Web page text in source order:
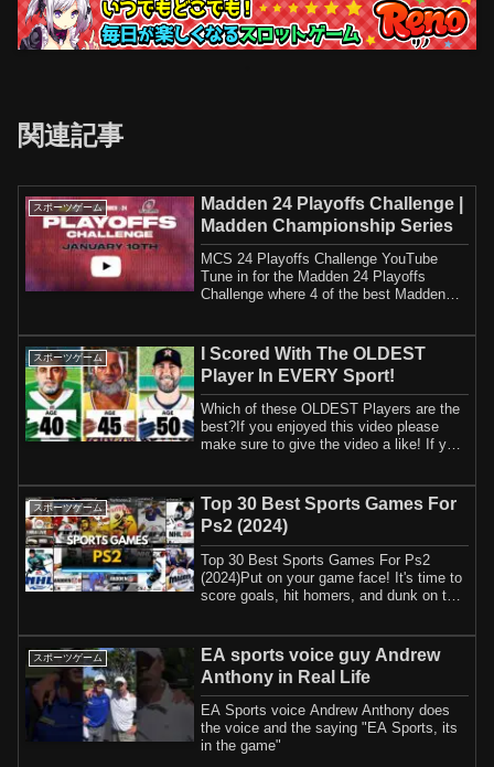
関連記事
スポーツゲーム
Madden 24 Playoffs Challenge |
Madden Championship Series
MCS 24 Playoffs Challenge YouTube
Tune in for the Madden 24 Playoffs
Challenge where 4 of the best Madden
スポーツゲーム
I Scored With The OLDEST
Player In EVERY Sport!
Which of these OLDEST Players are the
best?If you enjoyed this video please
make sure to give the video a like! If you
スポーツゲーム
Top 30 Best Sports Games For
Ps2 (2024)
Top 30 Best Sports Games For Ps2
(2024)Put on your game face! It's time to
score goals, hit homers, and dunk on the
スポーツゲーム
EA sports voice guy Andrew
Anthony in Real Life
EA Sports voice Andrew Anthony does
the voice and the saying "EA Sports, its
in the game"